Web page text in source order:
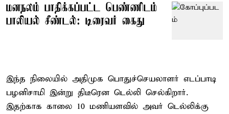
மனநலம் பாதிக்கப்பட்ட பெண்ணிடம்
பாலியல் சீண்டல்: டிரைவர் கைது
இந்த நிலையில் அதிமுக பொதுச்செயலாளர் எடப்பாடி
பழனிசாமி இன்று திடீரென டெல்லி செல்கிறார்.
இதற்காக காலை 10 மணியளவில் அவர் டெல்லிக்கு